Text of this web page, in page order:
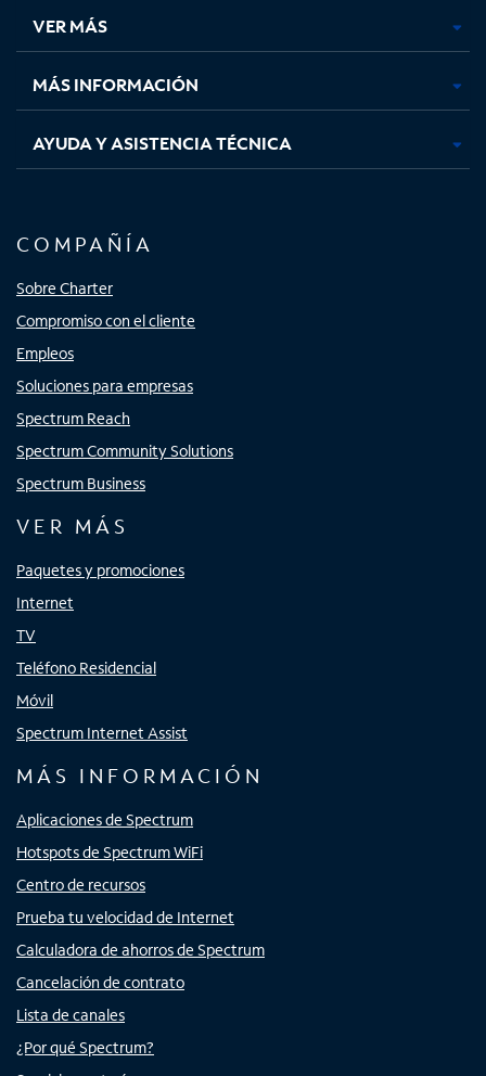
pestaña
nueva
pestaña
nueva
pestaña
nuevanueva
VER MÁS
MÁS INFORMACIÓN
AYUDA Y ASISTENCIA TÉCNICA
COMPAÑÍA
Sobre Charter
Compromiso con el cliente
Empleos
Soluciones para empresas
Spectrum Reach
Spectrum Community Solutions
Spectrum Business
VER MÁS
Paquetes y promociones
Internet
TV
Teléfono Residencial
Móvil
Spectrum Internet Assist
MÁS INFORMACIÓN
Aplicaciones de Spectrum
Hotspots de Spectrum WiFi
Centro de recursos
Prueba tu velocidad de Internet
Calculadora de ahorros de Spectrum
Cancelación de contrato
Lista de canales
¿Por qué Spectrum?